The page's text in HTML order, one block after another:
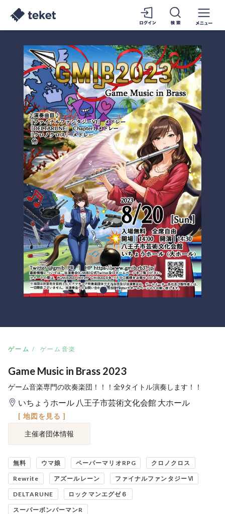
ゲーム ゲーム音楽
Game Music in Brass 2023
ゲーム音楽専門の吹奏楽団！！！全9タイトル演奏します！！
いちょうホール 八王子市芸術文化会館 大ホール
[ 地図を見る ]
主催者団体情報
無料 ウマ娘 ペーパーマリオRPG クロノクロス
Rewrite アズールレーン ファイナルファンタジーⅥ
DELTARUNE ロックマンエグゼ６
スーパーボンバーマンR